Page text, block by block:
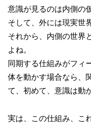
意識が見るのは内側の
そして、外には現実世
それから、内側の世界
よね。
同期する仕組みがフィ
体を動かす場合なら、
て、初めて、意識は動
実は、この仕組み、こ